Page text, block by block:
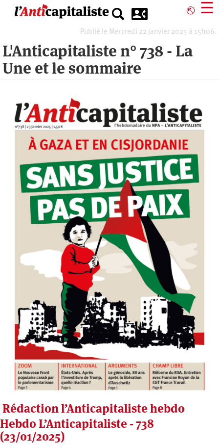
⎋ ☰
Publié le Mercredi 22 janvier 2025 à 15h06.
L'Anticapitaliste n° 738 - La
Une et le sommaire
Rédaction l’Anticapitaliste hebdo
Hebdo L’Anticapitaliste - 738
(23/01/2025)